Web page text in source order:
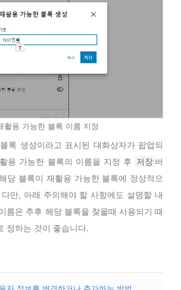
활용 가능한 블록 이름 지정
록 생성이라고 표시된 대화상자가 팝업되
용 가능한 블록의 이름을 지정 후 저장 버
당 블록이 재활용 가능한 블록에 정상적으
만, 아래 주의해야 할 사항에도 설명할 내
름은 추후 해당 블록을 찾을때 사용되기 때
정하는 것이 좋습니다.